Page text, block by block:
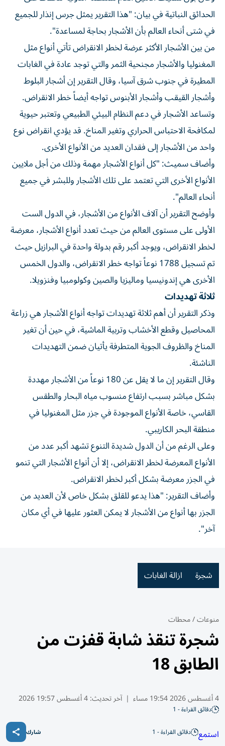
الحدائق النباتية في بيان: "هذا التقرير يمثل جرس إنذار للجميع
في شتى أنحاء العالم بأن الأشجار بحاجة لمساعدة".
من بين الأشجار الأكثر عرضة لخطر الانقراض تأتي أنواع مثل
المغنوليا والأشجار مجنحية الثمر والتي توجد عادة في الغابات
المطيرة في جنوب شرق آسيا، وقال التقرير إن أشجار البلوط
وأشجار القيقب وأشجار الأبنوس تواجه أيضاً خطر الانقراض.
وتساعد الأشجار في دعم النظام البيئي الطبيعي وتعتبر حيوية
لمكافحة الاحتباس الحراري وتغير المناخ. قد يؤدي انقراض نوع
واحد من الأشجار إلى فقدان العديد من الأنواع الأخرى.
وأضاف سميث: "كل أنواع الأشجار مهمة وذلك من أجل ملايين
الأنواع الأخرى التي تعتمد على تلك الأشجار وللبشر في جميع
أنحاء العالم".
وأوضح التقرير أن آلاف الأنواع من الأشجار، في الدول الست
الأولى على مستوى العالم من حيث تعدد أنواع الأشجار، معرضة
لخطر الانقراض، ويوجد أكبر رقم بدولة واحدة في البرازيل حيث
تم تسجيل 1788 نوعاً تواجه خطر الانقراض، والدول الخمس
الأخرى هي إندونيسيا وماليزيا والصين وكولومبيا وفنزويلا.
ثلاثة تهديدات
وذكر التقرير أن أهم ثلاثة تهديدات تواجه أنواع الأشجار هي زراعة
المحاصيل وقطع الأخشاب وتربية الماشية، في حين أن تغير
المناخ والظروف الجوية المتطرفة يأتيان ضمن التهديدات
الناشئة.
وقال التقرير إن ما لا يقل عن 180 نوعاً من الأشجار مهددة
بشكل مباشر بسبب ارتفاع منسوب مياه البحار والطقس
القاسي، خاصة الأنواع الموجودة في جزر مثل المغنوليا في
منطقة البحر الكاريبي.
وعلى الرغم من أن الدول شديدة التنوع تشهد أكبر عدد من
الأنواع المعرضة لخطر الانقراض، إلا أن أنواع الأشجار التي تنمو
في الجزر معرضة بشكل أكبر لخطر الانقراض.
وأضاف التقرير: "هذا يدعو للقلق بشكل خاص لأن العديد من
الجزر بها أنواع من الأشجار لا يمكن العثور عليها في أي مكان
آخر".
شجرة ازالة الغابات
منوعات/محطات
شجرة تنقذ شابة قفزت من
الطابق 18
4 أغسطس 2026 19:54 مساء | آخر تحديث:4 أغسطس 19:57 2026
دقائق القراءة - 1
استمع دقائق القراءة - 1 شارك